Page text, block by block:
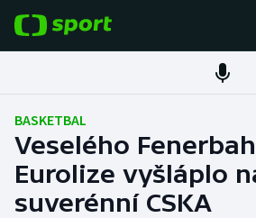
Fotbal
Hokej
Tenis
BASKETBAL
Veselého
Eurolize vyšláplo
suverénní CSKA